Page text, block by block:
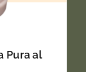
Pura al